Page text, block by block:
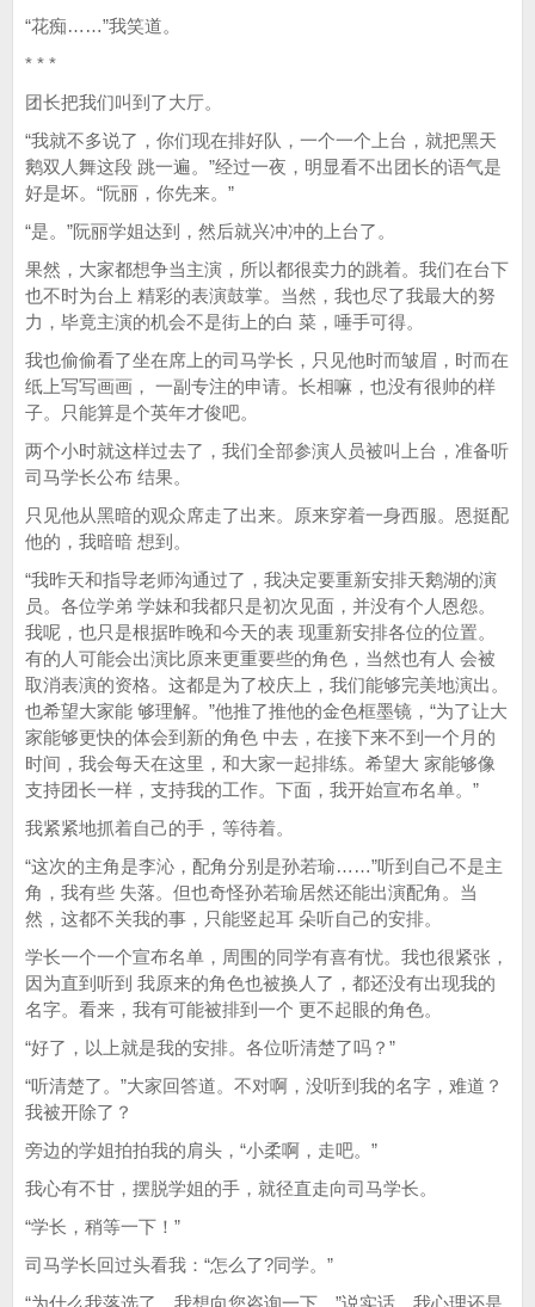
“花痴……”我笑道。
* * *
团长把我们叫到了大厅。
“我就不多说了，你们现在排好队，一个一个上台，就把黑天
鹅双人舞这段 跳一遍。”经过一夜，明显看不出团长的语气是
好是坏。“阮丽，你先来。”
“是。”阮丽学姐达到，然后就兴冲冲的上台了。
果然，大家都想争当主演，所以都很卖力的跳着。我们在台下
也不时为台上 精彩的表演鼓掌。当然，我也尽了我最大的努
力，毕竟主演的机会不是街上的白 菜，唾手可得。
我也偷偷看了坐在席上的司马学长，只见他时而皱眉，时而在
纸上写写画画， 一副专注的申请。长相嘛，也没有很帅的样
子。只能算是个英年才俊吧。
两个小时就这样过去了，我们全部参演人员被叫上台，准备听
司马学长公布 结果。
只见他从黑暗的观众席走了出来。原来穿着一身西服。恩挺配
他的，我暗暗 想到。
“我昨天和指导老师沟通过了，我决定要重新安排天鹅湖的演
员。各位学弟 学妹和我都只是初次见面，并没有个人恩怨。
我呢，也只是根据昨晚和今天的表 现重新安排各位的位置。
有的人可能会出演比原来更重要些的角色，当然也有人 会被
取消表演的资格。这都是为了校庆上，我们能够完美地演出。
也希望大家能 够理解。”他推了推他的金色框墨镜，“为了让大
家能够更快的体会到新的角色 中去，在接下来不到一个月的
时间，我会每天在这里，和大家一起排练。希望大 家能够像
支持团长一样，支持我的工作。下面，我开始宣布名单。”
我紧紧地抓着自己的手，等待着。
“这次的主角是李沁，配角分别是孙若瑜……”听到自己不是主
角，我有些 失落。但也奇怪孙若瑜居然还能出演配角。当
然，这都不关我的事，只能竖起耳 朵听自己的安排。
学长一个一个宣布名单，周围的同学有喜有忧。我也很紧张，
因为直到听到 我原来的角色也被换人了，都还没有出现我的
名字。看来，我有可能被排到一个 更不起眼的角色。
“好了，以上就是我的安排。各位听清楚了吗？”
“听清楚了。”大家回答道。不对啊，没听到我的名字，难道？
我被开除了？
旁边的学姐拍拍我的肩头，“小柔啊，走吧。”
我心有不甘，摆脱学姐的手，就径直走向司马学长。
“学长，稍等一下！”
司马学长回过头看我：“怎么了?同学。”
“为什么我落选了，我想向您咨询一下。”说实话，我心理还是